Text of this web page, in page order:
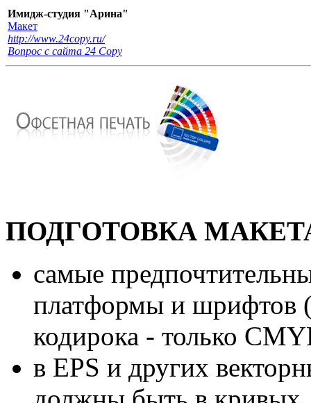
Имидж-студия "Арина"
Макет
http://www.24copy.ru/
Вопрос с сайта 24 Сopy
ПОДГОТОВКА
самые
платформы и шрифтов
кодирока - только
в EPS и других